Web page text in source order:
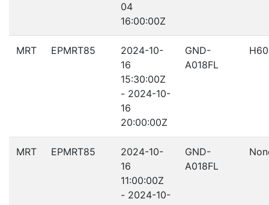
04
16:00:00Z
MRT EPMRT85
2024-10-
16
15:30:00Z
- 2024-10-
16
20:00:00Z
GND-
A018FL
H60
MRT EPMRT85
2024-10-
16
11:00:00Z
- 2024-10-
GND-
A018FL